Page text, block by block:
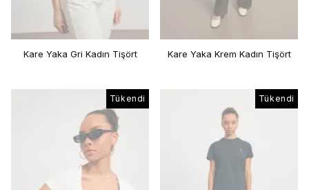
Kare Yaka Gri Kadın Tişört Kare Yaka Krem Kadın Tişört
Tükendi Tükendi